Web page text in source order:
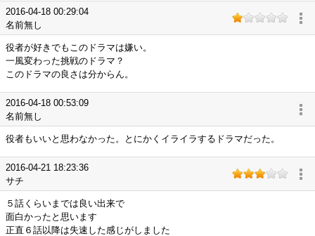
2016-04-18 00:29:04
名前無し
役者が好きでもこのドラマは嫌い。
一風変わった挑戦のドラマ？
このドラマの良さは分からん。
2016-04-18 00:53:09
名前無し
役者もいいと思わなかった。とにかくイライラするドラマだった。
2016-04-21 18:23:36
サチ
５話くらいまでは良い出来で
面白かったと思います
正直６話以降は失速した感じがしました